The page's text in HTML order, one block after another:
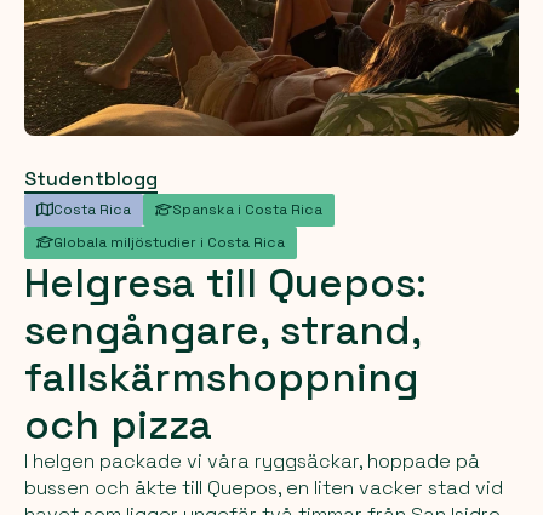
Studentblogg
Costa Rica
Spanska i Costa Rica
Globala miljöstudier i Costa Rica
Helgresa till Quepos:
sengångare, strand,
fallskärmshoppning
och pizza
I helgen packade vi våra ryggsäckar, hoppade på
bussen och åkte till Quepos, en liten vacker stad vid